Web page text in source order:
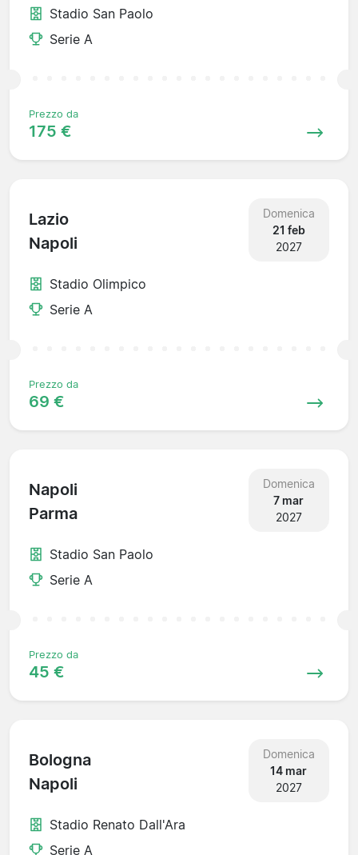
Stadio San Paolo
Serie A
Prezzo da
175 €
Lazio
Napoli
Domenica
21 feb
2027
Stadio Olimpico
Serie A
Prezzo da
69 €
Napoli
Parma
Domenica
7 mar
2027
Stadio San Paolo
Serie A
Prezzo da
45 €
Bologna
Napoli
Domenica
14 mar
2027
Stadio Renato Dall'Ara
Serie A